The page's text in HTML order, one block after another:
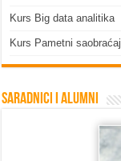
Kurs Big data analitika
Kurs Pametni saobraćaj
Saradnici i Alumni